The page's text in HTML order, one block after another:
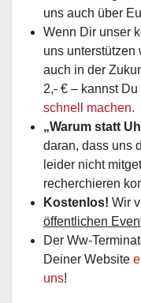
uns auch über
Wenn Dir unser
uns
auch in der
2,- € – kannst Du
schnell machen.
„Warum statt
daran, dass uns
leider nicht
recherchieren
Kostenlos! Wir
öffentlichen
Der Ww-
Deiner Website
uns!